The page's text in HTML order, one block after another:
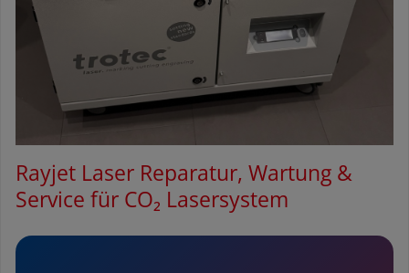
Rayjet Laser Reparatur, Wartung &
Service für CO₂ Lasersystem